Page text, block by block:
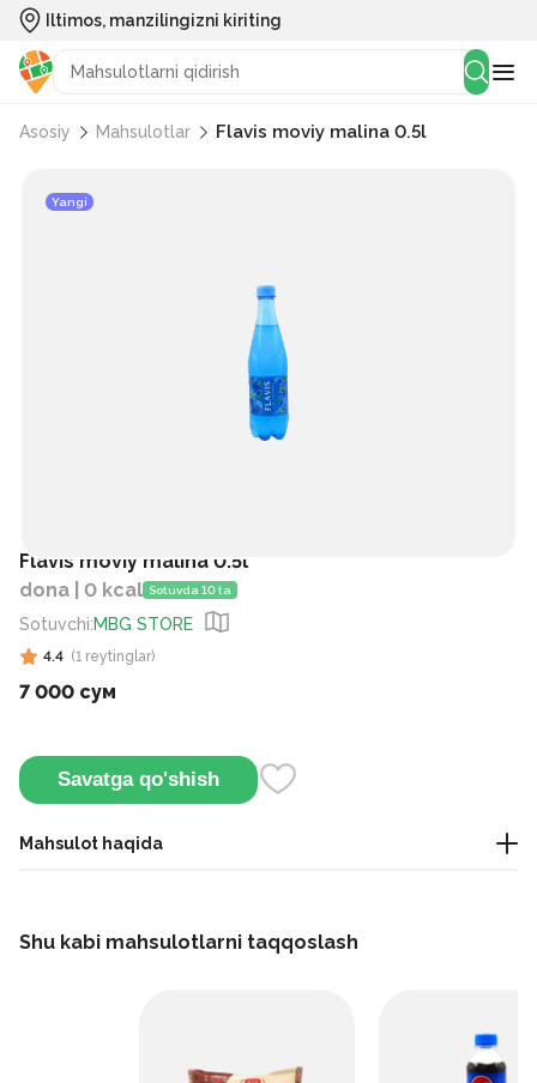
Iltimos, manzilingizni kiriting
Asosiy Mahsulotlar Flavis moviy malina 0.5l
Yangi
Flavis moviy malina 0.5l
dona | 0 kcal Sotuvda 10 ta
Sotuvchi:MBG STORE
4.4 (1 reytinglar)
7 000 сум
Savatga qo'shish
Mahsulot haqida
Shu kabi mahsulotlarni taqqoslash